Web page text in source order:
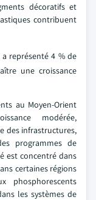
décoratifs et
contribuent
représenté 4 % de
une croissance
au Moyen-Orient
modérée,
des infrastructures,
programmes de
est concentré dans
certaines régions
phosphorescents
les systèmes de